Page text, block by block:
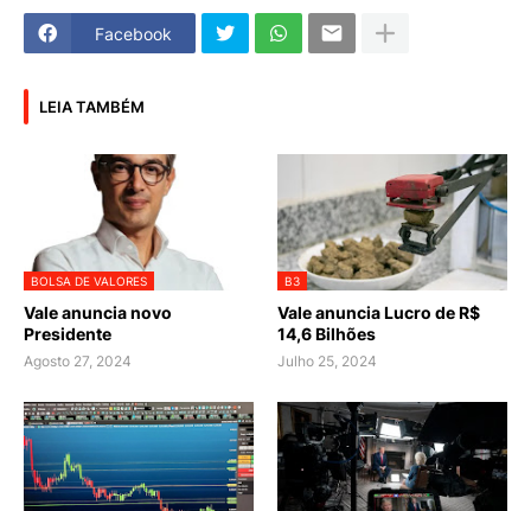
Facebook
LEIA TAMBÉM
BOLSA DE VALORES
Vale anuncia novo
Presidente
Agosto 27, 2024
B3
Vale anuncia Lucro de R$
14,6 Bilhões
Julho 25, 2024